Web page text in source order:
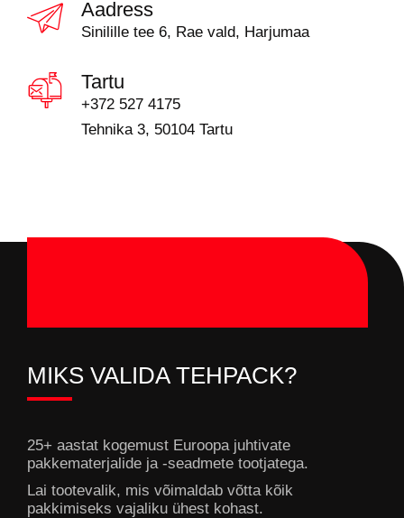
Aadress
Sinilille tee 6, Rae vald, Harjumaa
Tartu
+372 527 4175
Tehnika 3, 50104 Tartu
MIKS VALIDA TEHPACK?
25+ aastat kogemust Euroopa juhtivate
pakkematerjalide ja -seadmete tootjatega.
Lai tootevalik, mis võimaldab võtta kõik
pakkimiseks vajaliku ühest kohast.